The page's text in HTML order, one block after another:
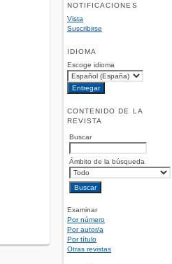
NOTIFICACIONES
Vista
Suscribirse
IDIOMA
Escoge idioma
CONTENIDO DE LA
REVISTA
Buscar
Ámbito de la búsqueda
Examinar
Por número
Por autor/a
Por título
Otras revistas